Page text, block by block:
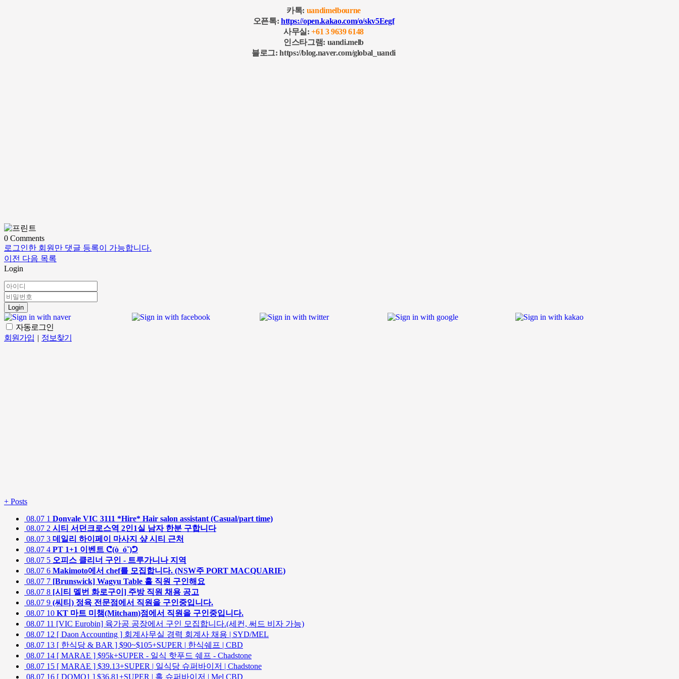
카톡: uandimelbourne
오픈톡: https://open.kakao.com/o/skv5Eegf
사무실:+61 3 9639 6148
인스타그램: uandi.melb
블로그: https://blog.naver.com/global_uandi
0 Comments
로그인한 회원만 댓글 등록이 가능합니다.
이전 다음 목록
Login
Login
자동로그인
회원가입 | 정보찾기
+ Posts
08.07 1 Donvale VIC 3111 *Hire* Hair salon assistant (Casual/part time)
08.07 2 시티 서던크로스역 2인1실 남자 한분 구합니다
08.07 3 데일리 하이페이 마사지 샾 시티 근처
08.07 4 PT 1+1 이벤트 ᕦ(ò_óˇ)ᕤ
08.07 5 오피스 클리너 구인 - 트루가니나 지역
08.07 6 Makimoto에서 chef를 모집합니다. (NSW주 PORT MACQUARIE)
08.07 7 [Brunswick] Wagyu Table 홀 직원 구인해요
08.07 8 [시티 멜번 화로구이] 주방 직원 채용 공고
08.07 9 (씨티) 정육 전문점에서 직원을 구인중입니다.
08.07 10 KT 마트 미챔(Mitcham)점에서 직원을 구인중입니다.
08.07 11 [VIC Eurobin] 육가공 공장에서 구인 모집합니다.(세컨, 써드 비자 가능)
08.07 12 [ Daon Accounting ] 회계사무실 경력 회계사 채용 | SYD/MEL
08.07 13 [ 한식당 & BAR ] $90~$105+SUPER | 한식쉐프 | CBD
08.07 14 [ MARAE ] $95k+SUPER - 일식 핫푸드 쉐프 - Chadstone
08.07 15 [ MARAE ] $39.13+SUPER | 일식당 슈퍼바이저 | Chadstone
08.07 16 [ DOMO1 ] $36.81+SUPER | 홀 슈퍼바이저 | Mel CBD